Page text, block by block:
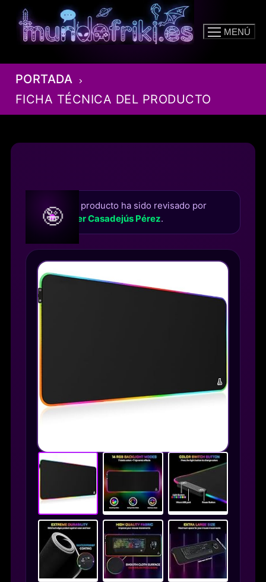
contenido
MENÚ
PORTADA
FICHA TÉCNICA DEL PRODUCTO
🤪 Este producto ha sido revisado por
Roger Casadejús Pérez.